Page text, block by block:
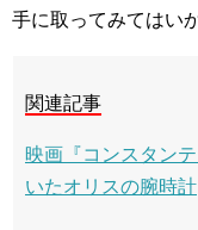
手に取ってみてはい
関連記事
映画『コンスタン
いたオリスの腕時計